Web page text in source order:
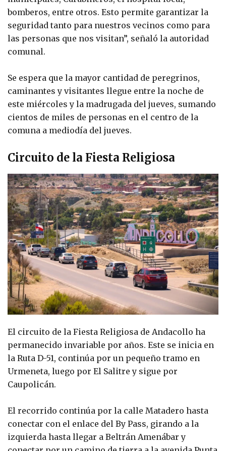
bomberos, entre otros. Esto permite garantizar la
seguridad tanto para nuestros vecinos como para
las personas que nos visitan”, señaló la autoridad
comunal.
Se espera que la mayor cantidad de peregrinos,
caminantes y visitantes llegue entre la noche de
este miércoles y la madrugada del jueves, sumando
cientos de miles de personas en el centro de la
comuna a mediodía del jueves.
Circuito de la Fiesta Religiosa
El circuito de la Fiesta Religiosa de Andacollo ha
permanecido invariable por años. Este se inicia en
la Ruta D-51, continúa por un pequeño tramo en
Urmeneta, luego por El Salitre y sigue por
Caupolicán.
El recorrido continúa por la calle Matadero hasta
conectar con el enlace del By Pass, girando a la
izquierda hasta llegar a Beltrán Amenábar y